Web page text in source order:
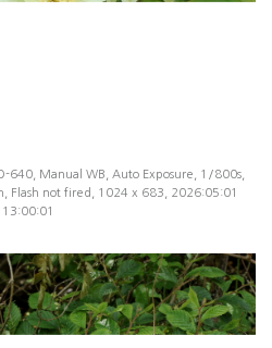
640, Manual WB, Auto Exposure, 1/800s,
Flash not fired, 1024 x 683, 2026:05:01
13:00:01